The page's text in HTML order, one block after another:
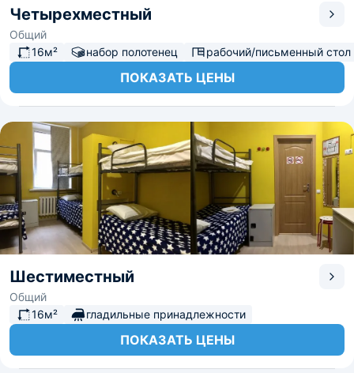
Четырехместный
Общий
16м²
набор полотенец рабочий/письменный стол
ПОКАЗАТЬ ЦЕНЫ
Шестиместный
Общий
16м²
гладильные принадлежности
ПОКАЗАТЬ ЦЕНЫ